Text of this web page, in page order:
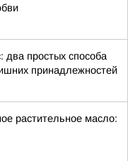
простых способа
принадлежностей
растительное масло: